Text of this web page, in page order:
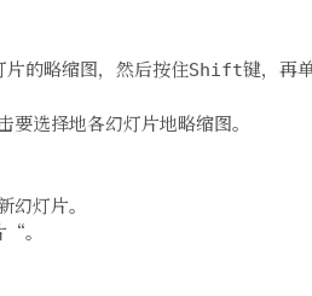
的略缩图，然后按住Shift键，再
要选择地各幻灯片地略缩图。
灯片。
。